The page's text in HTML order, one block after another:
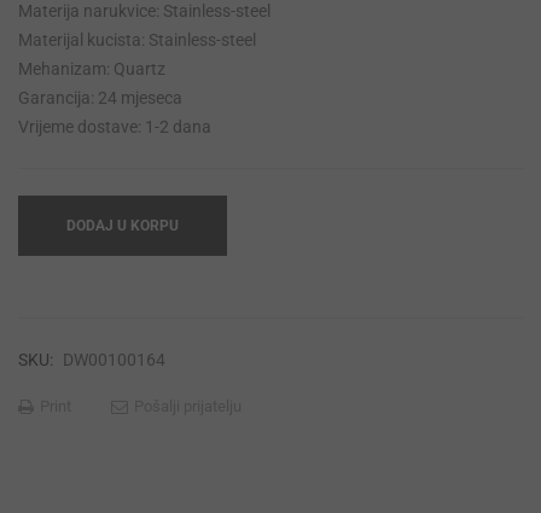
Materija narukvice: Stainless-steel
Materijal kucista: Stainless-steel
Mehanizam: Quartz
Garancija: 24 mjeseca
Vrijeme dostave: 1-2 dana
DODAJ U KORPU
SKU: DW00100164